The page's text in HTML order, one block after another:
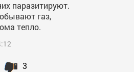
паразитируют.
газ,
тепло.
3